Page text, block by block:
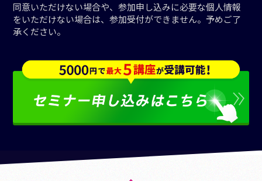
同意いただけない場合や、参加申し込みに必要な個人情報
をいただけない場合は、参加受付ができません。予めご了
承ください。